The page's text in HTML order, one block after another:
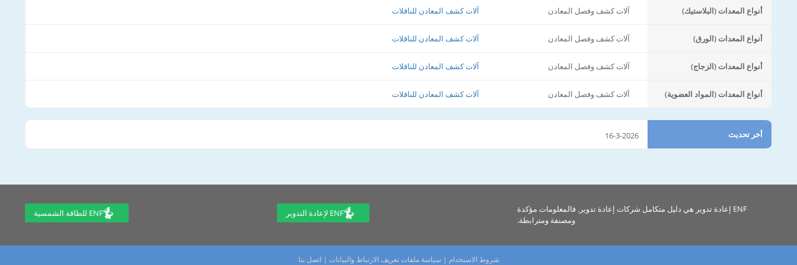
أنواع المعدات (البلاستيك) آلات كشف وفصل المعادن آلات كشف المعادن للناقلات
أنواع المعدات (الورق) آلات كشف وفصل المعادن آلات كشف المعادن للناقلات
أنواع المعدات (الزجاج) آلات كشف وفصل المعادن آلات كشف المعادن للناقلات
أنواع المعدات (المواد العضوية) آلات كشف وفصل المعادن آلات كشف المعادن للناقلات
أخر تحديث 16-3-2026
ENF إعادة تدوير هي دليل متكامل شركات إعادة تدوير. فالمعلومات مؤكدة
ومصنفة ومترابطة.
ENF لإعادة التدوير ENF للطاقة الشمسية
شروط الاستخدام | سياسة ملفات تعريف الارتباط والبيانات |اتصل بنا